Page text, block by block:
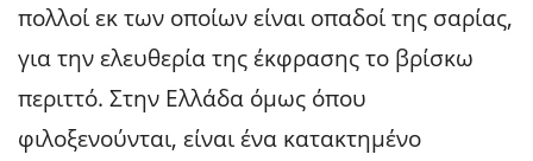
πολλοί εκ των οποίων είναι οπαδοί της σαρίας,
για την ελευθερία της έκφρασης το βρίσκω
περιττό. Στην Ελλάδα όμως όπου
φιλοξενούνται, είναι ένα κατακτημένο